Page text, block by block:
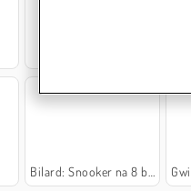
Bilard: Snooker na 8 bili